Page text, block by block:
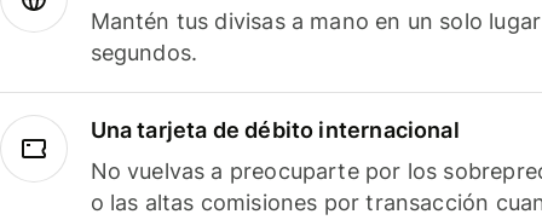
Mantén tus divisas a mano en un solo
segundos.
Una tarjeta de débito internacional
No vuelvas a preocuparte por los
o las altas comisiones por transacción